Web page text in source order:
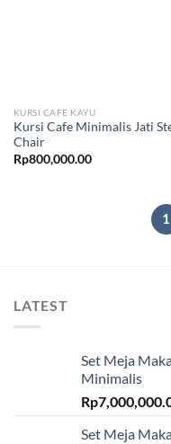
KURSI CAFE KAYU
Kursi Cafe Minimalis Jati
Chair
Rp800,000.00
1
LATEST
Set Meja
Minimalis
Rp
Set Meja